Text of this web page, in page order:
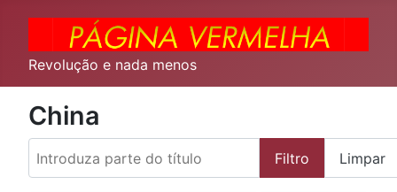
Revolução e nada menos
China
Introduza parte do título
Filtro Limpar